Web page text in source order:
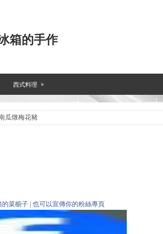
箱的手作
西式料理 »
瓜燉梅花豬
的菜櫥子 | 也可以宣傳你的粉絲專頁